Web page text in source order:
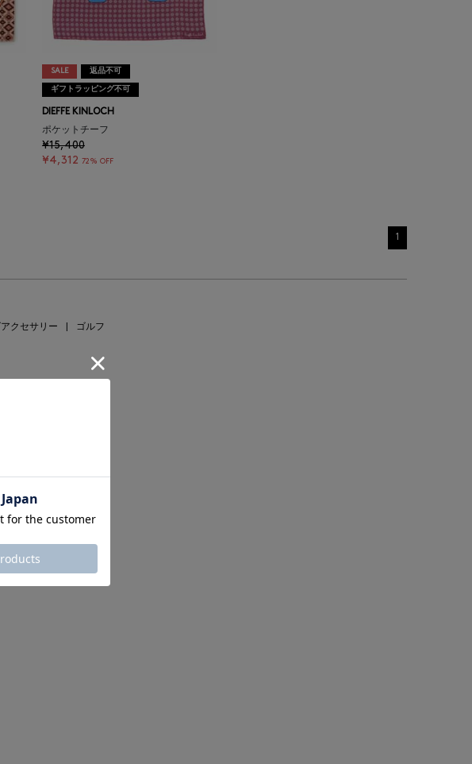
SALE 返品不可
ギフトラッピング不可
DIEFFE KINLOCH
ポケットチーフ
¥15,400
¥4,312 72% OFF
1
クセサリー ゴルフ